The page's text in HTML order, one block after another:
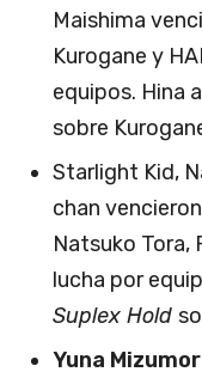
Maishima
Kurogane y
equipos. Hina
sobre
Starlight Kid,
chan
Natsuko Tora,
lucha por
Suplex Hold
Yuna